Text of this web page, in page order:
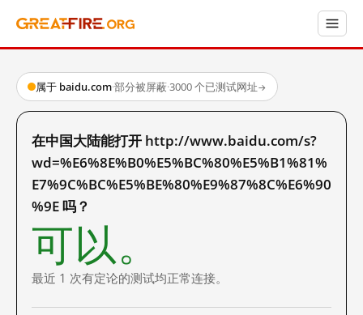
属于 baidu.com·部分被屏蔽·3000 个已测试网址→
在中国大陆能打开 http://www.baidu.com/s?
wd=%E6%8E%B0%E5%BC%80%E5%B1%81%
E7%9C%BC%E5%BE%80%E9%87%8C%E6%90
%9E 吗？
可以。
最近 1 次有定论的测试均正常连接。